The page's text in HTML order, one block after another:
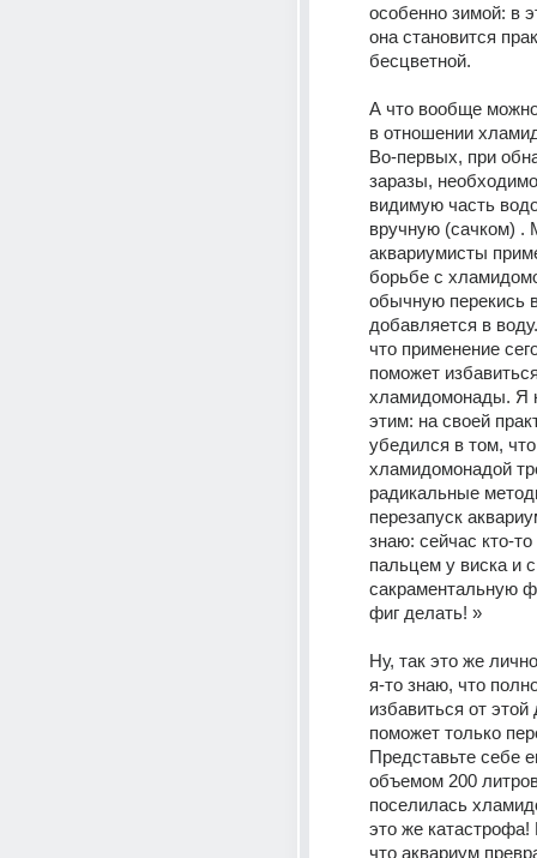
особенно зимой: в
она становится
бесцветной.
А что вообще
в отношении
Во-первых, при
заразы,
видимую часть
вручную (сачком) .
аквариумисты
борьбе с
обычную перекись
добавляется в
что применение
поможет
хламидомонады. Я
этим: на своей
убедился в том,
хламидомонадой
радикальные
перезапуск
знаю: сейчас кто-то
пальцем у виска и
сакраментальную
фиг делать! »
Ну, так это же
я-то знаю, что
избавиться от этой
поможет только
Представьте себе
объемом 200
поселилась
это же катастрофа!
что аквариум